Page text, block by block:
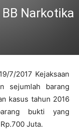
Narkotika
7/2017 Kejaksaan
sejumlah barang
kasus tahun 2016
bukti yang
Juta.